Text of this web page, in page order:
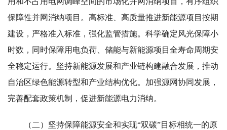
保障性并网消纳项目。高标准、高质量推进新能源项目按期
建设，严格准入标准，强化监管措施。科学确定风光保障小
时数，同时保障用电负荷、储能与新能源项目全寿命周期安
全稳定运行。坚持新能源发展和产业链构建融合发展，推动
自治区绿色能源转型和产业结构优化。加强源网协同发展，
完善配套政策机制，促进新能源电力消纳。
（二）坚持保障能源安全和实现“双碳”目标相统一的原